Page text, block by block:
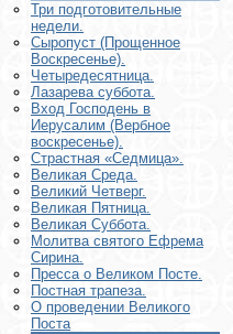
Три подготовительные
недели.
Сыропуст (Прощенное
Воскресенье).
Четыредесятница.
Лазарева суббота.
Вход Господень в
Иерусалим (Вербное
воскресенье).
Страстная «Седмица».
Великая Среда.
Великий Четверг.
Великая Пятница.
Великая Суббота.
Молитва святого Ефрема
Сирина.
Пресса о Великом Посте.
Постная трапеза.
О проведении Великого
Поста